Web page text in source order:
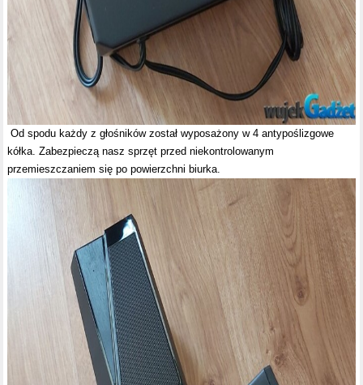
Od spodu każdy z głośników został wyposażony w 4 antypoślizgowe
kółka. Zabezpieczą nasz sprzęt przed niekontrolowanym
przemieszczaniem się po powierzchni biurka.